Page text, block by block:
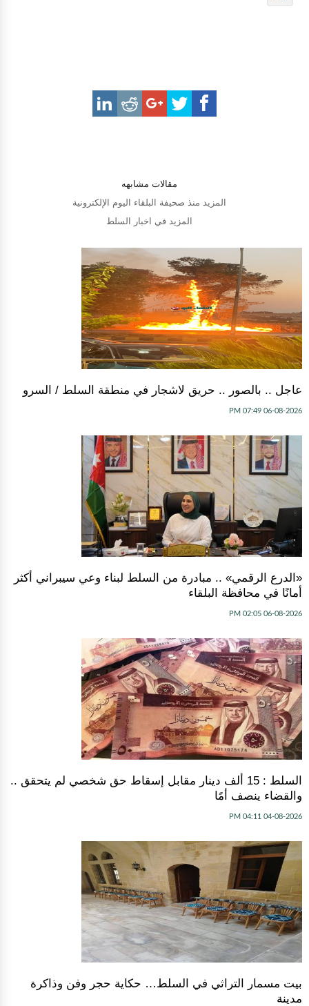
مقالات مشابهه
المزيد منذ صحيفة البلقاء اليوم الإلكترونية
المزيد في اخبار السلط
عاجل .. بالصور .. حريق لاشجار في منطقة السلط / السرو
06-08-2026 07:49 PM
«الدرع الرقمي» .. مبادرة من السلط لبناء وعي سيبراني أكثر
أمانًا في محافظة البلقاء
06-08-2026 02:05 PM
السلط : 15 ألف دينار مقابل إسقاط حق شخصي لم يتحقق ..
والقضاء ينصف أمًا
04-08-2026 04:11 PM
بيت مسمار التراثي في السلط… حكاية حجر وفن وذاكرة
مدينة